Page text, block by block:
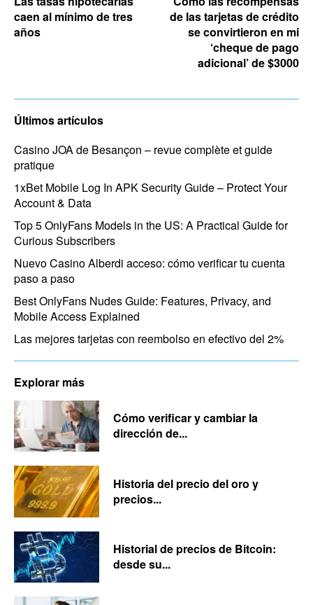
caen al mínimo de tres
años
de las tarjetas de crédito
se convirtieron en mi
‘cheque de pago
adicional’ de $3000
Últimos artículos
Casino JOA de Besançon – revue complète et guide
pratique
1xBet Mobile Log In APK Security Guide – Protect Your
Account & Data
Top 5 OnlyFans Models in the US: A Practical Guide for
Curious Subscribers
Nuevo Casino Alberdi acceso: cómo verificar tu cuenta
paso a paso
Best OnlyFans Nudes Guide: Features, Privacy, and
Mobile Access Explained
Las mejores tarjetas con reembolso en efectivo del 2%
Explorar más
Cómo verificar y cambiar la
dirección de...
Historia del precio del oro y
precios...
Historial de precios de Bitcoin:
desde su...